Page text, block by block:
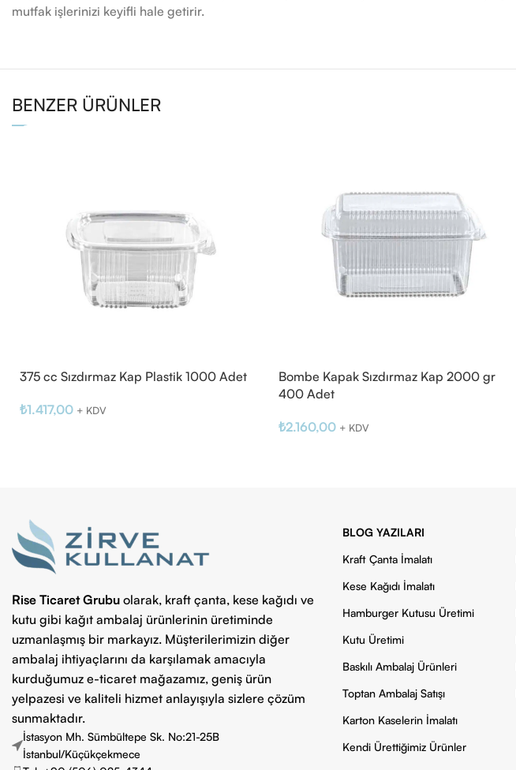
mutfak işlerinizi keyifli hale getirir.
BENZER ÜRÜNLER
375 cc Sızdırmaz Kap Plastik 1000 Adet
₺1.417,00 + KDV
Bombe Kapak Sızdırmaz Kap 2000 gr
400 Adet
₺2.160,00 + KDV
Rise Ticaret Grubu olarak, kraft çanta, kese kağıdı ve
kutu gibi kağıt ambalaj ürünlerinin üretiminde
uzmanlaşmış bir markayız. Müşterilerimizin diğer
ambalaj ihtiyaçlarını da karşılamak amacıyla
kurduğumuz e-ticaret mağazamız, geniş ürün
yelpazesi ve kaliteli hizmet anlayışıyla sizlere çözüm
sunmaktadır.
İstasyon Mh. Sümbültepe Sk. No:21-25B
İstanbul/Küçükçekmece
BLOG YAZILARI
Kraft Çanta İmalatı
Kese Kağıdı İmalatı
Hamburger Kutusu Üretimi
Kutu Üretimi
Baskılı Ambalaj Ürünleri
Toptan Ambalaj Satışı
Karton Kaselerin İmalatı
Kendi Ürettiğimiz Ürünler